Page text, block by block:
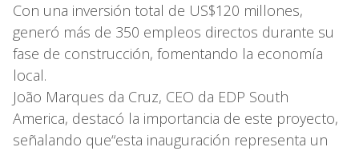
Con una inversión total de US$120 millones,
generó más de 350 empleos directos durante su
fase de construcción, fomentando la economía
local.
João Marques da Cruz, CEO da EDP South
America, destacó la importancia de este proyecto,
señalando que“esta inauguración representa un